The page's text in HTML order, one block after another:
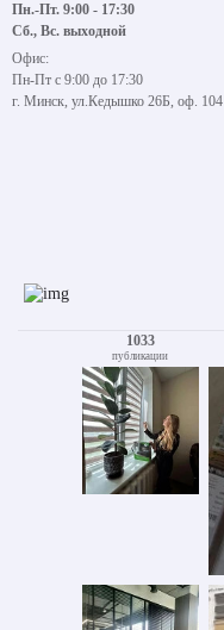
Пн.-Пт. 9:00 - 17:30
Сб., Вс. выходной
Офис:
Пн-Пт с 9:00 до 17:30
г. Минск, ул.Кедышко 26Б, оф. 104
1033
публикации